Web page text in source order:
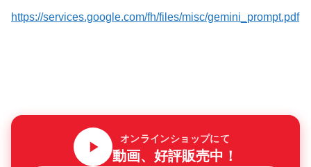
https://services.google.com/fh/files/misc/gemini_prompt.pdf
オンラインショップにて
動画、好評販売中！